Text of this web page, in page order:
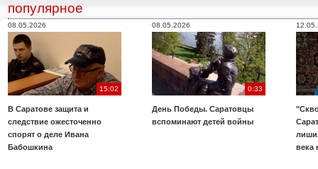
популярное
08.05.2026
15:02
В Саратове защита и
следствие ожесточенно
спорят о деле Ивана
Бабошкина
08.05.2026
0:33
День Победы. Саратовцы
вспоминают детей войны
века